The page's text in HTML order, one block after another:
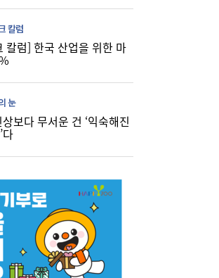
칼럼
칼럼] 한국 산업을 위한 마
눈
보다 무서운 건 ‘익숙해진
다